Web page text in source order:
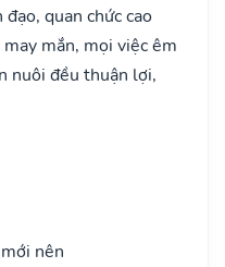
quan chức cao
mắn, mọi việc êm
nuôi đều thuận lợi,
nên